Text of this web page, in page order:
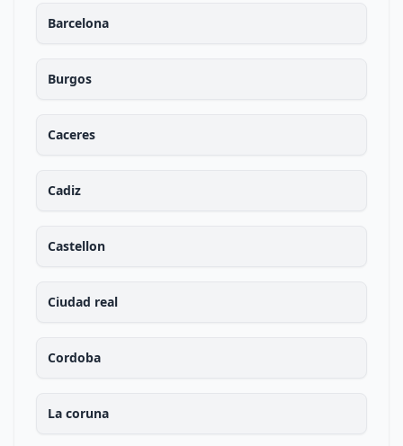
Barcelona
Burgos
Caceres
Cadiz
Castellon
Ciudad real
Cordoba
La coruna